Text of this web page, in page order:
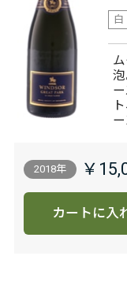
白
2018年 ￥
カートに入